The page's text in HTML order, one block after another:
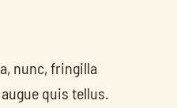
nunc, fringilla
quis tellus.